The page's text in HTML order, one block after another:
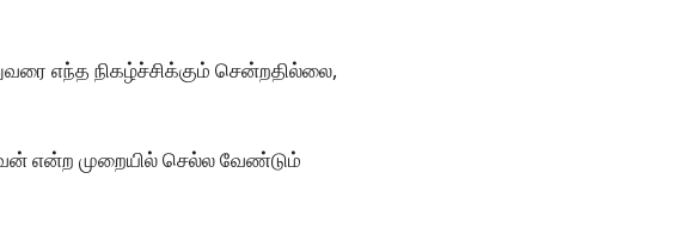
எந்த நிகழ்ச்சிக்கும் சென்றதில்லை,
என்ற முறையில் செல்ல வேண்டும்